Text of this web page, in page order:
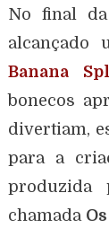
No final
alcançado
Banana
bonecos
divertiam,
para a
produzida
chamada